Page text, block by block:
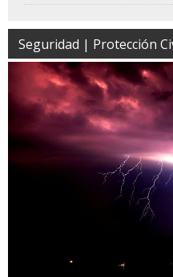
Seguridad | Protección